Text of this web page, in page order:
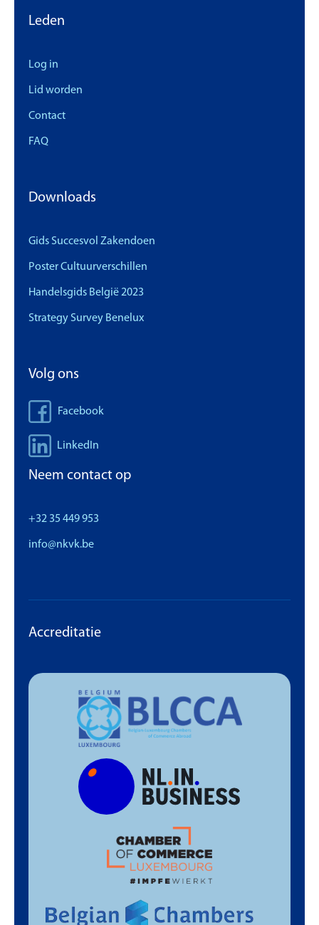
Leden
Log in
Lid worden
Contact
FAQ
Downloads
Gids Succesvol Zakendoen
Poster Cultuurverschillen
Handelsgids België 2023
Strategy Survey Benelux
Volg ons
Facebook
LinkedIn
Neem contact op
+32 35 449 953
info@nkvk.be
Accreditatie